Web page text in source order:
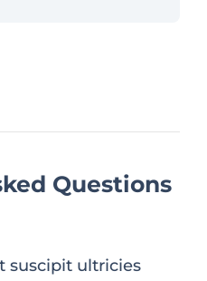
Questions
suscipit ultricies